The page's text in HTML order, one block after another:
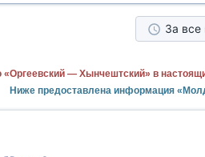
За все
«Оргеевский — Хынчештский» в
Ниже предоставлена информация